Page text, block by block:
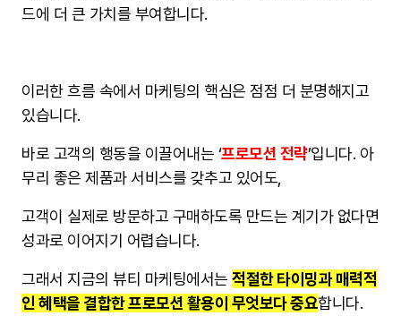
드에 더 큰 가치를 부여합니다.
이러한 흐름 속에서 마케팅의 핵심은 점점 더 분명해지고
있습니다.
바로 고객의 행동을 이끌어내는 ‘프로모션 전략’입니다. 아
무리 좋은 제품과 서비스를 갖추고 있어도,
고객이 실제로 방문하고 구매하도록 만드는 계기가 없다면
성과로 이어지기 어렵습니다.
그래서 지금의 뷰티 마케팅에서는 적절한 타이밍과 매력적
인 혜택을 결합한 프로모션 활용이 무엇보다 중요합니다.